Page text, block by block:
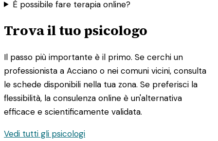
È possibile fare terapia online?
Trova il tuo psicologo
Il passo più importante è il primo. Se cerchi un
professionista a Acciano o nei comuni vicini, consulta
le schede disponibili nella tua zona. Se preferisci la
flessibilità, la consulenza online è un'alternativa
efficace e scientificamente validata.
Vedi tutti gli psicologi